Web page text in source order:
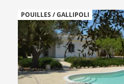
POUILLES / GALLIPOLI